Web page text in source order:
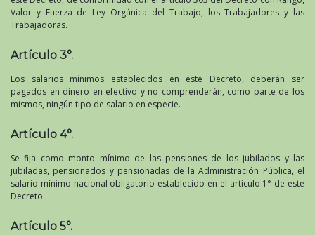
Valor y Fuerza de Ley Orgánica del Trabajo, los Trabajadores y las
Trabajadoras.
Artículo 3°.
Los salarios mínimos establecidos en este Decreto, deberán ser
pagados en dinero en efectivo y no comprenderán, como parte de los
mismos, ningún tipo de salario en especie.
Artículo 4°.
Se fija como monto mínimo de las pensiones de los jubilados y las
jubiladas, pensionados y pensionadas de la Administración Pública, el
salario mínimo nacional obligatorio establecido en el artículo 1° de este
Decreto.
Artículo 5°.